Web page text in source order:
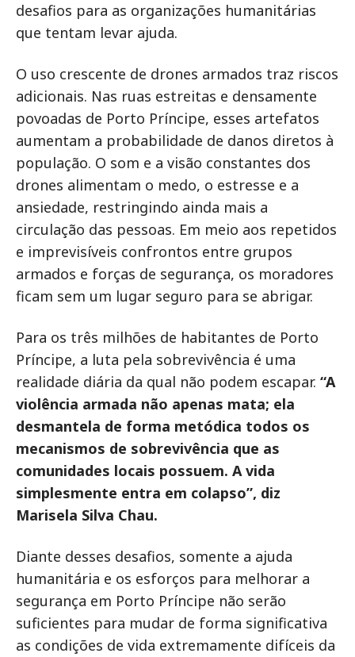
desafios para as organizações humanitárias
que tentam levar ajuda.
O uso crescente de drones armados traz riscos
adicionais. Nas ruas estreitas e densamente
povoadas de Porto Príncipe, esses artefatos
aumentam a probabilidade de danos diretos à
população. O som e a visão constantes dos
drones alimentam o medo, o estresse e a
ansiedade, restringindo ainda mais a
circulação das pessoas. Em meio aos repetidos
e imprevisíveis confrontos entre grupos
armados e forças de segurança, os moradores
ficam sem um lugar seguro para se abrigar.
Para os três milhões de habitantes de Porto
Príncipe, a luta pela sobrevivência é uma
realidade diária da qual não podem escapar. “A
violência armada não apenas mata; ela
desmantela de forma metódica todos os
mecanismos de sobrevivência que as
comunidades locais possuem. A vida
simplesmente entra em colapso”, diz
Marisela Silva Chau.
Diante desses desafios, somente a ajuda
humanitária e os esforços para melhorar a
segurança em Porto Príncipe não serão
suficientes para mudar de forma significativa
as condições de vida extremamente difíceis da